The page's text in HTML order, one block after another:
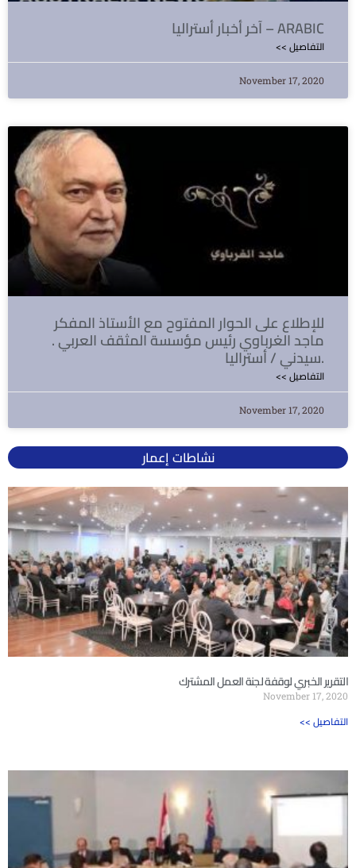
آخر أخبار أستراليا – ARABIC
<< التفاصيل
November 17, 2020
للإطلاع على الحوار المفتوح مع الأستاذ المفكر
ماجد الغرباوي رئيس مؤسسة المثقف العربي .
سيدني / أستراليا.
<< التفاصيل
November 17, 2020
نشاطات إعمار
التقرير الخبري لوقفة لجنة العمل المشترك
November 17, 2020
<< التفاصيل